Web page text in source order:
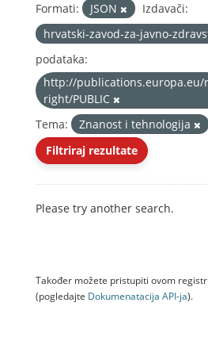
Formati: JSON
Izdavači:
hrvatski-zavod-za-javno-
podataka:
http://publications.europa.eu/
right/PUBLIC
Tema:
Znanost i tehnologija
Filtriraj rezultate
Please try another search.
Također možete pristupiti ovom
(pogledajte Dokumenаtаcijа API-jа).